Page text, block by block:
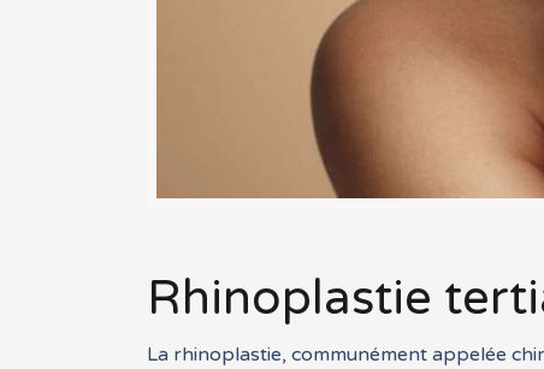
Rhinoplastie
La rhinoplastie, communément appelée